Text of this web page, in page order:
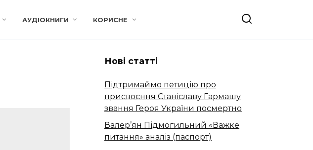
АУДІОКНИГИ КОРИСНЕ
Нові статті
Підтримаймо петицію про
присвоєння Станіславу Гармашу
звання Героя України посмертно
Валер’ян Підмогильний «Важке
питання» аналіз (паспорт)